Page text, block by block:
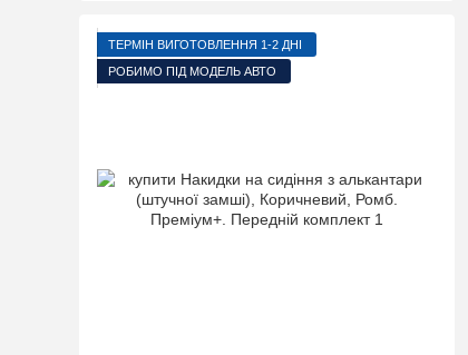
ТЕРМІН ВИГОТОВЛЕННЯ 1-2 ДНІ
РОБИМО ПІД МОДЕЛЬ АВТО